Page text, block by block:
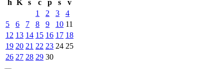
h K s c p s
v
1
2 3
4
5
6 7 8 9 10 11
12 13 14 15 16 17 18
19 20 21 22 23 24 25
26 27 28 29 30